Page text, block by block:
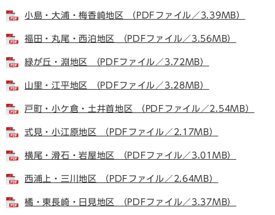
小島・大浦・梅香崎地区 （PDFファイル／3.39MB）
福田・丸尾・西泊地区 （PDFファイル／3.56MB）
緑が丘・淵地区 （PDFファイル／3.72MB）
山里・江平地区 （PDFファイル／3.28MB）
戸町・小ケ倉・土井首地区 （PDFファイル／2.54MB）
式見・小江原地区 （PDFファイル／2.17MB）
横尾・滑石・岩屋地区 （PDFファイル／3.01MB）
西浦上・三川地区 （PDFファイル／2.64MB）
橘・東長崎・日見地区 （PDFファイル／3.37MB）